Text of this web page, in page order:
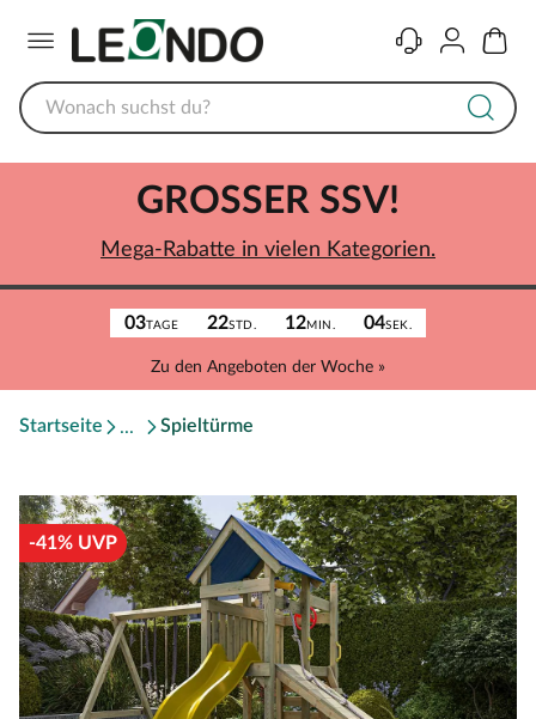
KontaktKonto
03TAGE 22STD. 12MIN. 04SEK.
Zu den Angeboten der Woche »
GROSSER SSV!
Mega-Rabatte in vielen Kategorien.
Startseite Spieltürme
-41% UVP